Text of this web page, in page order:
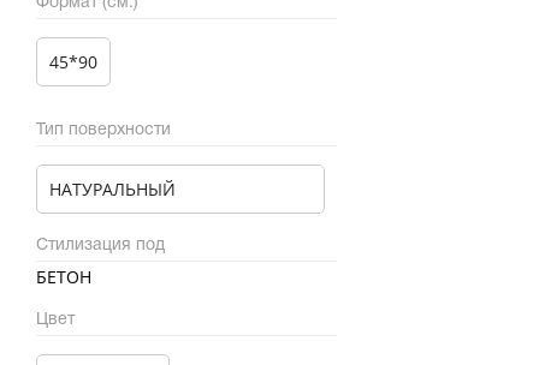
45*90
Тип поверхности
НАТУРАЛЬНЫЙ
Стилизация под
БЕТОН
Цвет